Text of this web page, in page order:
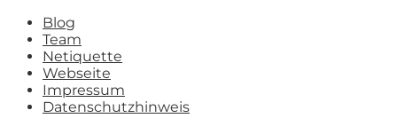
Blog
Team
Netiquette
Webseite
Impressum
Datenschutzhinweis